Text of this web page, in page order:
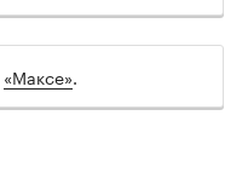
«Максе».